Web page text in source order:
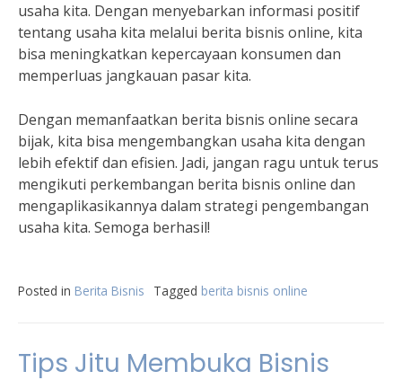
usaha kita. Dengan menyebarkan informasi positif
tentang usaha kita melalui berita bisnis online, kita
bisa meningkatkan kepercayaan konsumen dan
memperluas jangkauan pasar kita.
Dengan memanfaatkan berita bisnis online secara
bijak, kita bisa mengembangkan usaha kita dengan
lebih efektif dan efisien. Jadi, jangan ragu untuk terus
mengikuti perkembangan berita bisnis online dan
mengaplikasikannya dalam strategi pengembangan
usaha kita. Semoga berhasil!
Posted in Berita Bisnis Tagged berita bisnis online
Tips Jitu Membuka Bisnis